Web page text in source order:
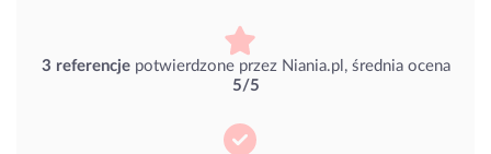
3 referencjepotwierdzone przez Niania.pl, średnia ocena
5/5